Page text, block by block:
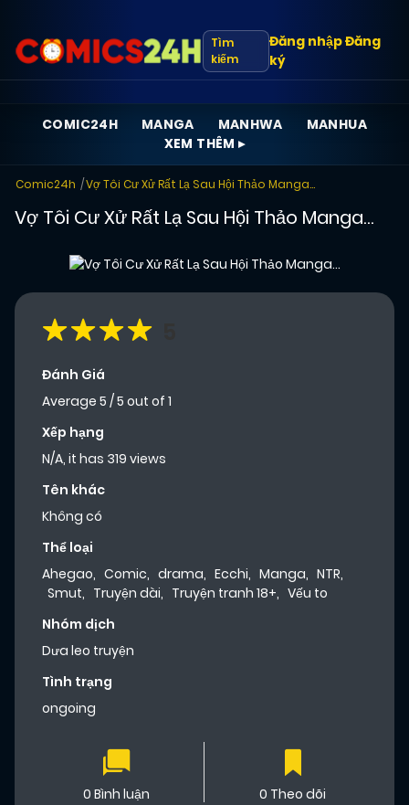
Tìm
kiếm
Đăng nhậpĐăng
ký
COMIC24H MANGA MANHWA
MANHUA
XEM THÊM ▸
Comic24h Vợ Tôi Cư Xử Rất Lạ Sau Hội Thảo Manga…
Vợ Tôi Cư Xử Rất Lạ Sau Hội Thảo Manga…
Đánh Giá
Average 5 /5 out of 1
Xếp hạng
N/A, it has 319 views
Tên khác
Không có
Thể loại
Ahegao, Comic, drama, Ecchi, Manga, NTR,
Smut, Truyện dài, Truyện tranh 18+, Vếu to
Nhóm dịch
Dưa leo truyện
Tình trạng
ongoing
0 Bình luận 0 Theo dõi